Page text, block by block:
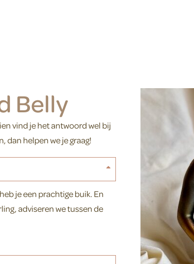
Belly
vind je het antwoord wel bij
dan helpen we je graag!
je een prachtige buik. En
adviseren we tussen de